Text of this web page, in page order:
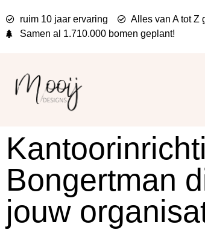
ruim 10 jaar ervaring
Alles van A tot Z
Samen al 1.710.000 bomen geplant!
Bongertman
jouw